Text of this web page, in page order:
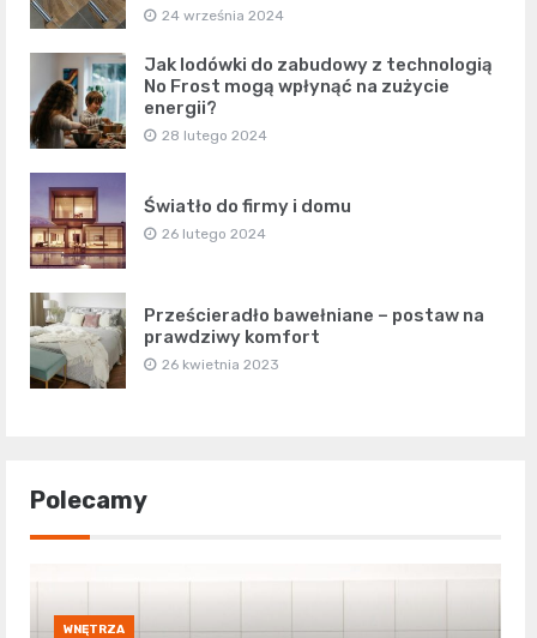
24 września 2024
Jak lodówki do zabudowy z technologią
No Frost mogą wpłynąć na zużycie
energii?
28 lutego 2024
Światło do firmy i domu
26 lutego 2024
Prześcieradło bawełniane – postaw na
prawdziwy komfort
26 kwietnia 2023
Polecamy
WNĘTRZA